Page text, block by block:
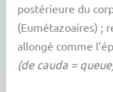
postérieure du
(Eumétazoaires) ;
allongé comme
(de cauda =